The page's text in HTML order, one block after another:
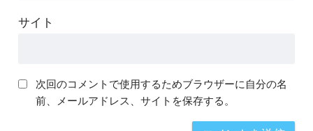
サイト
次回のコメントで使用するためブラウザーに自分の名
前、メールアドレス、サイトを保存する。